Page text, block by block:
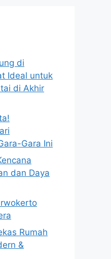
di
Ideal untuk
di Akhir
Gara Ini
dan Daya
Rumah
&